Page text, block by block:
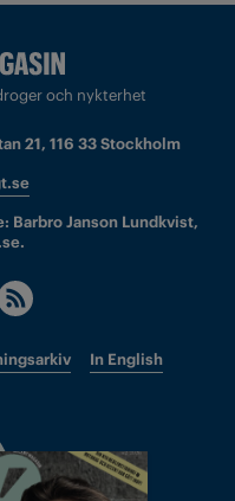
och nykterhet
21, 116 33 Stockholm
Barbro Janson Lundkvist,
In English